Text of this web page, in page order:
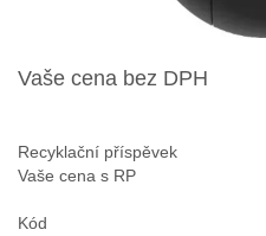
Vaše cena bez DPH
Recyklační příspěvek
Vaše cena s RP
Kód